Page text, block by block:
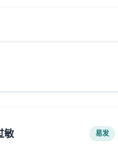
敏 易发